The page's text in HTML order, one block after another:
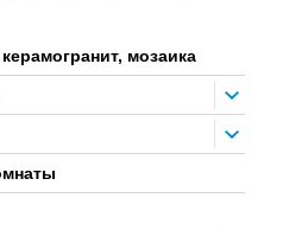
мозаика